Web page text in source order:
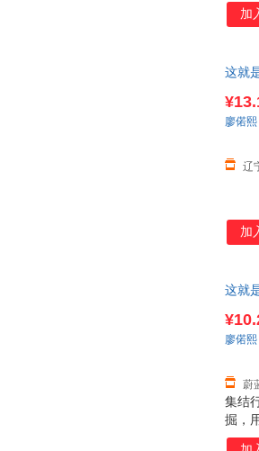
加
这就
辽
廖偌熙
加
这就
集结
掘，
案，
蔚
廖偌熙